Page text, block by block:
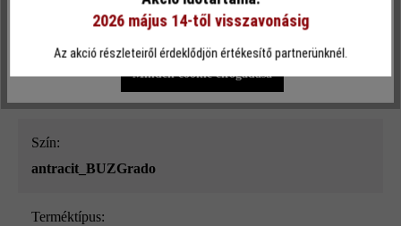
Termékleírás
Szín:
antracit_BUZGrado
Terméktípus:
Egyéni beállítások Csak funkcionális cookie elfogadása
Minden cookie elfogadása
2026 május 14-től visszavonásig
Az akció részleteiről érdeklődjön értékesítő partnerünknél.